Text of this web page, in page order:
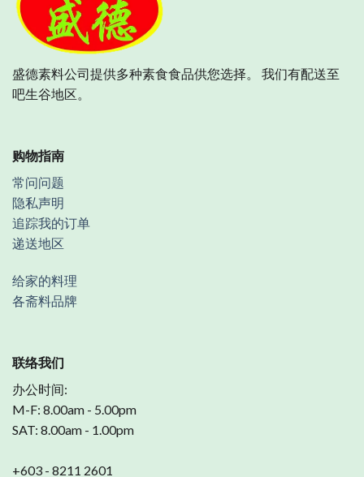
盛德素料公司提供多种素食食品供您选择。 我们有配送至
吧生谷地区。
购物指南
常问问题
隐私声明
追踪我的订单
递送地区
给家的料理
各斋料品牌
联络我们
办公时间:
M-F: 8.00am - 5.00pm
SAT: 8.00am - 1.00pm
+603 - 8211 2601